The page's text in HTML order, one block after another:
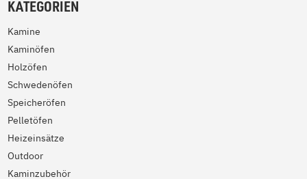
KATEGORIEN
Kamine
Kaminöfen
Holzöfen
Schwedenöfen
Speicheröfen
Pelletöfen
Heizeinsätze
Outdoor
Kaminzubehör